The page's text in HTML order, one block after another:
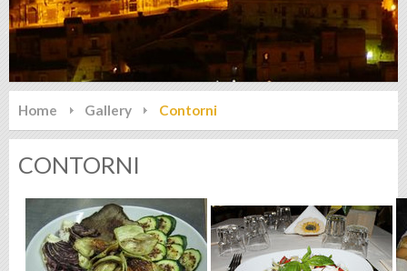
Home Gallery Contorni
CONTORNI